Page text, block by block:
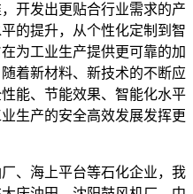
开发出更贴合行业需求的产
的提升，从个性化定制到智
为工业生产提供更可靠的加
着新材料、新技术的不断应
能、节能效果、智能化水平
生产的安全高效发展发挥更
、海上平台等石化企业，我